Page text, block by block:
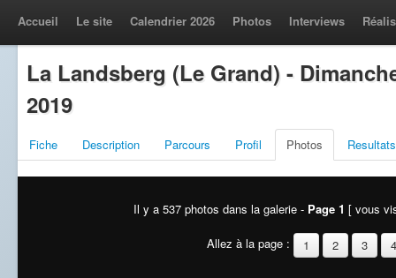
Accueil Le site Calendrier 2026 Photos Interviews
La Landsberg (Le Grand) -
2019
Fiche Description Parcours Profil Photos Resultats
Il y a 537 photos dans la galerie - Page 1 [ vous
Allez à la page : 1 2 3 4